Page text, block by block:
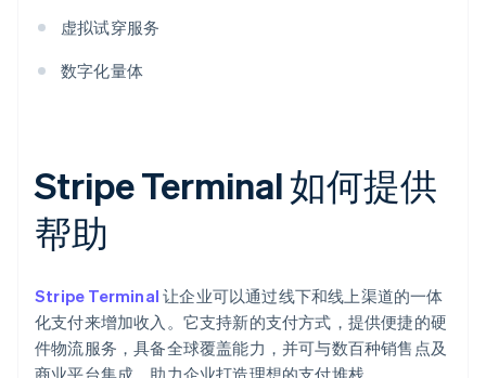
虚拟试穿服务
数字化量体
Stripe Terminal 如何提供
帮助
Stripe Terminal 让企业可以通过线下和线上渠道的一体
化支付来增加收入。它支持新的支付方式，提供便捷的硬
件物流服务，具备全球覆盖能力，并可与数百种销售点及